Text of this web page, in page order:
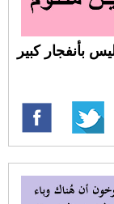
بأنفجار كبير